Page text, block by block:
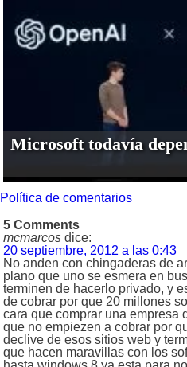
Microsoft todavía
Política de comentarios
5 Comments
mcmarcos dice:
20 septiembre, 2012 a las 0:43
No anden con chingaderas de
plano que uno se esmera en
terminen de hacerlo privado, y
de cobrar por que 20 millones
cara que comprar una empresa
que no empiezen a cobrar por
declive de esos sitios web y
que hacen maravillas con los